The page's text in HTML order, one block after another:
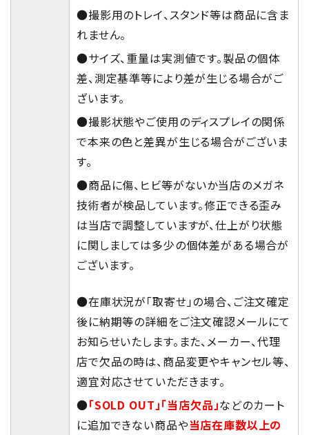
●撮影用のトレイ、スタンド等は商品に含ま
れません。
●サイズ、重量は実測値です。製品の個体
差、測定基準等により差が生じる場合がご
ざいます。
●撮影状態やご使用のディスプレイの関係
で本来の色と差異が生じる場合がございま
す。
●商品に傷、ヒビ等がないか当店のメガネ
技術者が検品しています。修正できる歪み
は当店で調整していますが、仕上がり状態
に関しましては多少の個体差がある場合が
ございます。
●在庫状況が「取寄せ」の場合、ご注文確定
後に納期等の詳細をご注文確認メールにて
お知らせいたします。また、メーカー、代理
店で欠品の時は、商品変更やキャンセル等、
適宜対応させていただきます。
●「SOLD OUT」「当店欠品」などのカート
に追加できない商品や当店在庫数以上の